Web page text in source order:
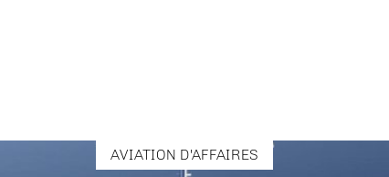
AVIATION D'AFFAIRES